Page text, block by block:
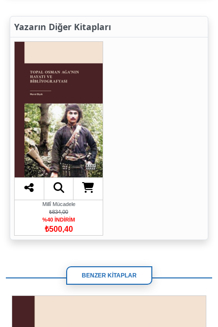
Yazarın Diğer Kitapları
Millî Mücadele
₺834,00
%40 İNDİRİM
₺500,40
BENZER KİTAPLAR